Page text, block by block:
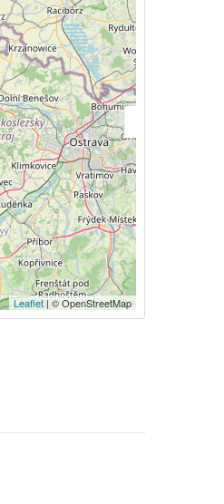
Leaflet| © OpenStreetMap